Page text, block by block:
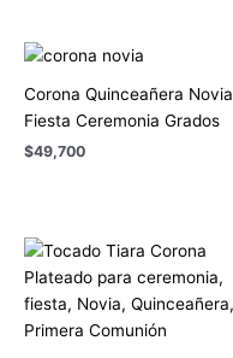
Corona Quinceañera Novia
Fiesta Ceremonia Grados
$49,700